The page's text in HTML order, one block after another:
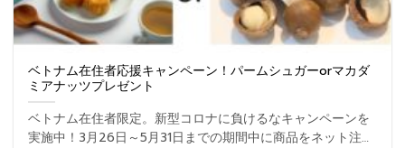
ベトナム在住者応援キャンペーン！パームシュガーorマカダ
ミアナッツプレゼント
ベトナム在住者限定。新型コロナに負けるなキャンペーンを
実施中！3月26日～5月31日までの期間中に商品をネット注文